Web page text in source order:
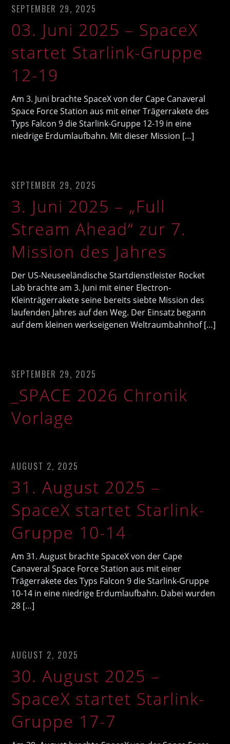
SEPTEMBER 29, 2025
03. Juni 2025 – SpaceX
startet Starlink-Gruppe
12-19
Am 3. Juni brachte SpaceX von der Cape Canaveral
Space Force Station aus mit einer Trägerrakete des
Typs Falcon 9 die Starlink-Gruppe 12-19 in eine
niedrige Erdumlaufbahn. Mit dieser Mission […]
SEPTEMBER 29, 2025
3. Juni 2025 – „Full
Stream Ahead“ zur 7.
Mission des Jahres
Der US-Neuseeländische Startdienstleister Rocket
Lab brachte am 3. Juni mit einer Electron-
Kleinträgerrakete seine bereits siebte Mission des
laufenden Jahres auf den Weg. Der Einsatz begann
auf dem kleinen werkseigenen Weltraumbahnhof […]
SEPTEMBER 29, 2025
_SPACE 2026 Chronik
Vorlage
AUGUST 2, 2025
31. August 2025 –
SpaceX startet Starlink-
Gruppe 10-14
Am 31. August brachte SpaceX von der Cape
Canaveral Space Force Station aus mit einer
Trägerrakete des Typs Falcon 9 die Starlink-Gruppe
10-14 in eine niedrige Erdumlaufbahn. Dabei wurden
28 […]
AUGUST 2, 2025
30. August 2025 –
SpaceX startet Starlink-
Gruppe 17-7